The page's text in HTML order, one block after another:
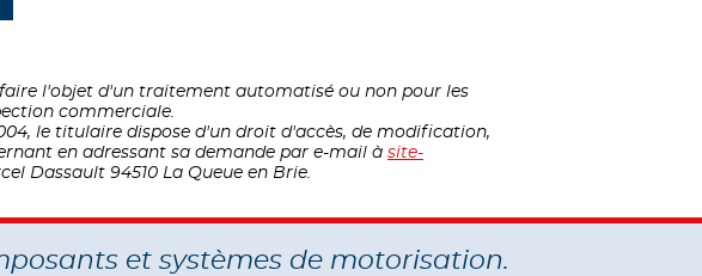
l'objet d'un traitement automatisé ou non pour les
commerciale.
le titulaire dispose d'un droit d'accès, de modification,
en adressant sa demande par e-mail à site-
Dassault 94510 La Queue en Brie.
et systèmes de motorisation.